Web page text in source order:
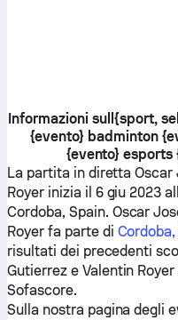
Informazioni sull{sport,
{evento} badminton
{evento} esports
La partita in direttaOscar
Royerinizia il 6 giu 2023
Cordoba, Spain. Oscar
Royerfa parte di
risultati dei precedenti
Gutierreze Valentin Royer
Sofascore.
Sulla nostra pagina degli